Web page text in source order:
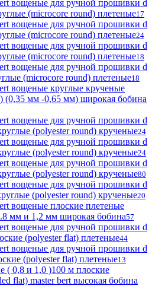
вощеные для ручной прошивки d
(microcore round) плетеные17
вощеные для ручной прошивки d
(microcore round) плетеные24
вощеные для ручной прошивки d
(microcore round) плетеные18
вощеные для ручной прошивки d
(microcore round) плетеные18
вощеные круглые крученые
(0,35 мм -0,65 мм) широкая бобина
вощеные для ручной прошивки d
(polyester round) крученые24
вощеные для ручной прошивки d
(polyester round) крученые24
вощеные для ручной прошивки d
(polyester round) крученые80
вощеные для ручной прошивки d
(polyester round) крученые20
вощеные плоские плетеные
мм и 1,2 мм широкая бобина57
вощеные для ручной прошивки d
(polyester flat) плетеные44
вощеные для ручной прошивки d
(polyester flat) плетеные13
( 0,8 и 1,0 )100 м плоские
flat) master bert высокая бобина